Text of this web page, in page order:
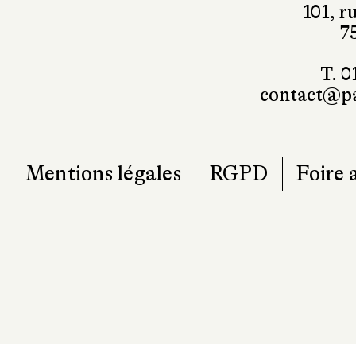
101,
T.
Mentions légales RGPD Foire